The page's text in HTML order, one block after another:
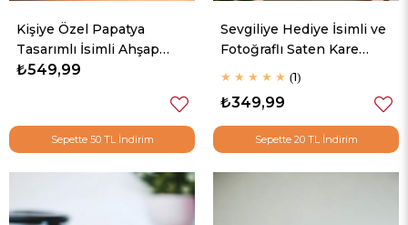
Kişiye Özel Papatya
Tasarımlı İsimli Ahşap
Sunumlu Türk Kahvesi
₺549,99
Sepette 50 TL İndirim
Sevgiliye Hediye İsimli ve
Fotoğraflı Saten Kare
Yastık
★ ★ ★ ★ ★ 1
₺349,99
Sepette 20 TL İndirim